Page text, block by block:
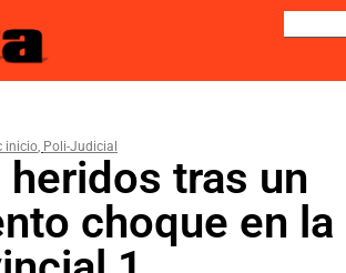
inicio Poli-Judicial
heridos tras un
choque en la